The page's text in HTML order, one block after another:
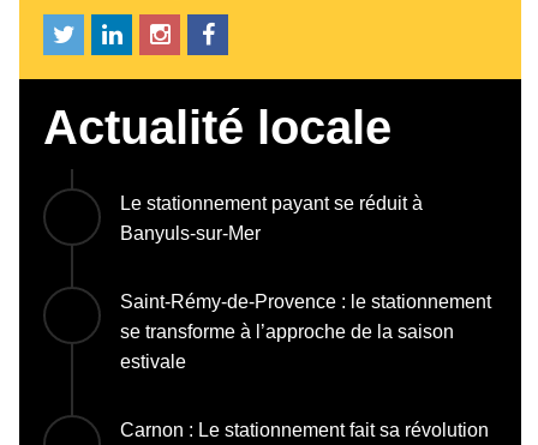
Actualité locale
Le stationnement payant se réduit à
Banyuls-sur-Mer
Saint-Rémy-de-Provence : le stationnement
se transforme à l’approche de la saison
estivale
Carnon : Le stationnement fait sa révolution